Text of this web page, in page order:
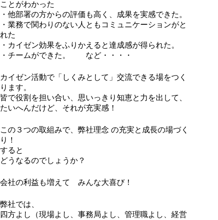
ことがわかった
・他部署の方からの評価も高く、成果を実感できた。
・業務で関わりのない人ともコミュニケーションがと
れた
・カイゼン効果をふりかえると達成感が得られた。
・チームができた。 など・・・・
カイゼン活動で「しくみとして」交流できる場をつく
ります。
皆で役割を担い合い、思いっきり知恵と力を出して、
たいへんだけど、それが充実感！
この３つの取組みで、弊社理念 の充実と成長の場づく
り！
すると
どうなるのでしょうか？
会社の利益も増えて みんな大喜び！
弊社では、
四方よし（現場よし、事務局よし、管理職よし、経営